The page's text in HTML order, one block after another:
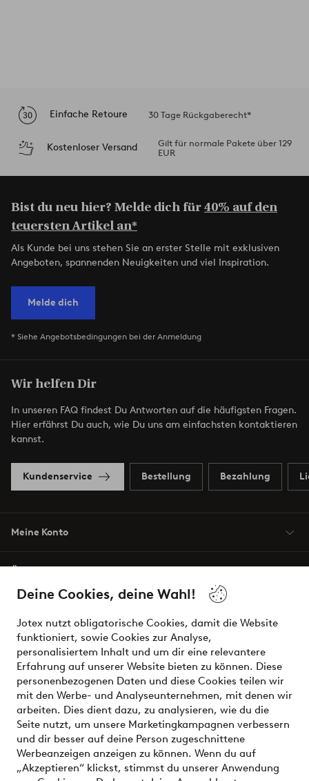
Deine Cookies, deine Wahl!
Jotex nutzt obligatorische Cookies, damit die Website
funktioniert, sowie Cookies zur Analyse,
personalisiertem Inhalt und um dir eine relevantere
Erfahrung auf unserer Website bieten zu können. Diese
personenbezogenen Daten und diese Cookies teilen wir
mit den Werbe- und Analyseunternehmen, mit denen wir
arbeiten. Dies dient dazu, zu analysieren, wie du die
Seite nutzt, um unsere Marketingkampagnen verbessern
und dir besser auf deine Person zugeschnittene
Werbeanzeigen anzeigen zu können. Wenn du auf
„Akzeptieren“ klickst, stimmst du unserer Anwendung
Einfache Retoure 30 Tage Rückgaberecht*
Kostenloser Versand
Gilt für normale Pakete über 129
EUR
Bist du neu hier? Melde dich für40% auf den
teuersten Artikel an*
Als Kunde bei uns stehen Sie an erster Stelle mit exklusiven
Angeboten, spannenden Neuigkeiten und viel Inspiration.
Melde dich
* Siehe Angebotsbedingungen bei der Anmeldung
Wir helfen Dir
In unseren FAQ findest Du Antworten auf die häufigsten Fragen.
Hier erfährst Du auch, wie Du uns am einfachsten kontaktieren
kannst.
Kundenservice Bestellung Bezahlung
Meine Konto
Bedingungen
Sichere Zahlungen - Jetzt bezahlen oder aufteilen
Möchtest du mehr über unsere
Zahlungsmöglichkeitenerfahren?